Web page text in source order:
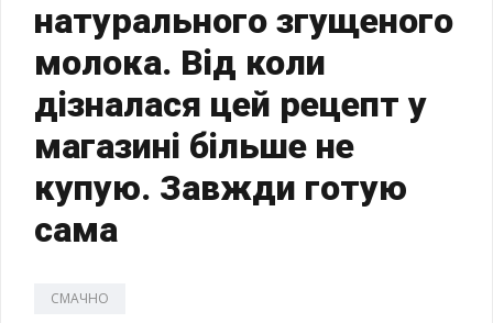
натурального згущеного
молока. Від коли
дізналася цей рецепт у
магазині більше не
купую. Завжди готую
сама
СМАЧНО